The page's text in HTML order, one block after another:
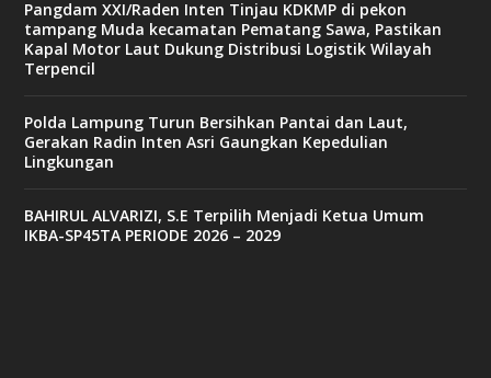
Pangdam XXI/Raden Inten Tinjau KDKMP di pekon
tampang Muda kecamatan Pematang Sawa, Pastikan
Kapal Motor Laut Dukung Distribusi Logistik Wilayah
Terpencil
Polda Lampung Turun Bersihkan Pantai dan Laut,
Gerakan Radin Inten Asri Gaungkan Kepedulian
Lingkungan
BAHIRUL ALVARIZI, S.E Terpilih Menjadi Ketua Umum
IKBA-SP45TA PERIODE 2026 – 2029